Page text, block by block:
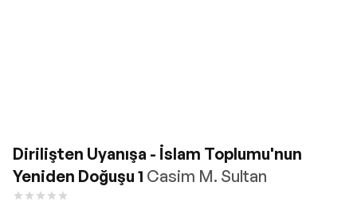
Dirilişten Uyanışa - İslam Toplumu'nun
Yeniden Doğuşu 1 Casim M. Sultan